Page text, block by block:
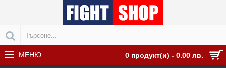
0 продукт(и) - 0.00 лв.
МЕНЮ